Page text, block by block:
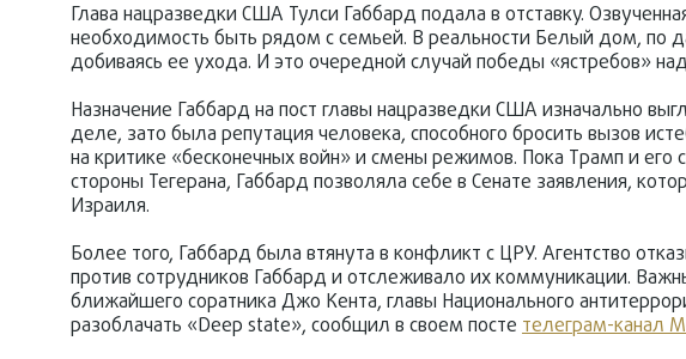
Глава нацразведки США Тулси Габбард подала в отставку.
необходимость быть рядом с семьей. В реальности Белый дом, по
добиваясь ее ухода. И это очередной случай победы «ястребов»
Назначение Габбард на пост главы нацразведки США изначально
деле, зато была репутация человека, способного бросить вызов
на критике «бесконечных войн» и смены режимов. Пока Трамп и его
стороны Тегерана, Габбард позволяла себе в Сенате заявления,
Израиля.
Более того, Габбард была втянута в конфликт с ЦРУ. Агентство
против сотрудников Габбард и отслеживало их коммуникации.
ближайшего соратника Джо Кента, главы Национального
разоблачать «Deep state», сообщил в своем посте телеграм-канал